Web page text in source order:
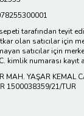
tarafından teyit
olan satıcılar için
satıcılar için
kimlik numarası kayıt
MAH. YAŞAR KEMAL
1500038359/21/TUR